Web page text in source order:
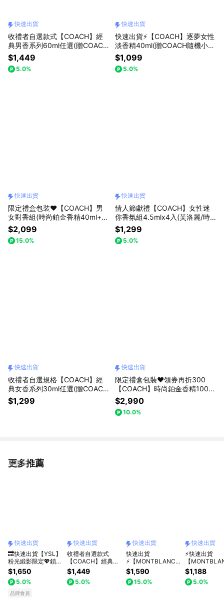
快速出貨
收禮者自選款式【COACH】經
典男香系列60ml任選(贈COACH
品牌帽)快速出貨
$1,449
5.0%
快速出貨
快速出貨⚡【COACH】逐夢女性
淡香精40ml(贈COACH隨機小香
乙瓶)可$299加購COACH香水筆
7.5ml
$1,099
5.0%
快速出貨
限定禮盒包裝❤️【COACH】男
女對香組(時尚鉑金香精40ml+芙
洛麗淡香精30ml.附提袋)快速出
貨
$2,099
15.0%
快速出貨
情人節獻禮【COACH】女性迷
你香氛組4.5mlx4入(芙洛麗/時
尚戀紅/閃耀/逐夢暮光淡香精)快
速出貨
$1,299
5.0%
快速出貨
收禮者自選規格【COACH】經
典女香系列30ml任選(贈COACH
香水筆7.5ml+小包.附禮袋)快速
出貨
$1,299
快速出貨
限定禮盒包裝❤️領券再折300
【COACH】時尚鉑金香精100ml
(贈COACH盥洗包+隨機小香乙
瓶.附提袋)快速出貨
$2,990
10.0%
更多推薦
看更多
快速出貨
🔜快速出貨【YSL】
粉光緞影限定💖鎖心
光唇釉｜享 限定唇
袋｜情人節禮物
$1,650
5.0%
品牌會員
快速出貨
收禮者自選款式
【COACH】經典男
香系列60ml任選(贈
COACH品牌帽)快速
出貨
$1,449
5.0%
快速出貨
快速出貨
⚡【MONTBLANC
萬寶龍】星際旅者男
性淡香水75ml(贈品
牌帽+隨機小香乙瓶.
$1,590
15.0%
快速出貨
⚡快速出貨
【
寶龍】傳奇系
30ml任選(贈
品牌帽+隨機
$1,188
5.0%